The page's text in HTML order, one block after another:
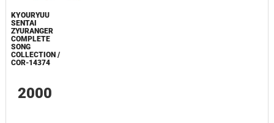
KYOURYUU
SENTAI
ZYURANGER
COMPLETE
SONG
COLLECTION /
COR-14374
2000